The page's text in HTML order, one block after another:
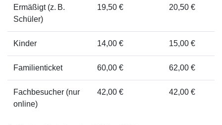
Ermäßigt (z. B.
Schüler)
19,50 € 20,50 €
Kinder 14,00 € 15,00 €
Familienticket 60,00 € 62,00 €
Fachbesucher (nur
online)
42,00 € 42,00 €